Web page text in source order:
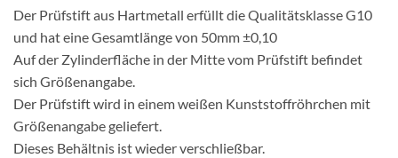
Der Prüfstift aus Hartmetall erfüllt die Qualitätsklasse G10
und hat eine Gesamtlänge von 50mm ±0,10
Auf der Zylinderfläche in der Mitte vom Prüfstift befindet
sich Größenangabe.
Der Prüfstift wird in einem weißen Kunststoffröhrchen mit
Größenangabe geliefert.
Dieses Behältnis ist wieder verschließbar.